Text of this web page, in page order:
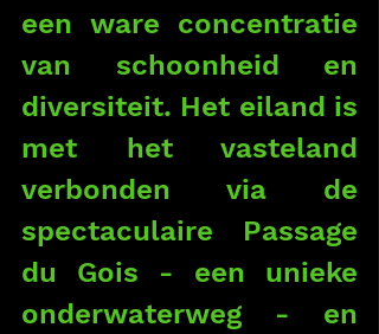
een ware concentratie
van schoonheid en
diversiteit. Het eiland is
met het vasteland
verbonden via de
spectaculaire Passage
du Gois - een unieke
onderwaterweg - en